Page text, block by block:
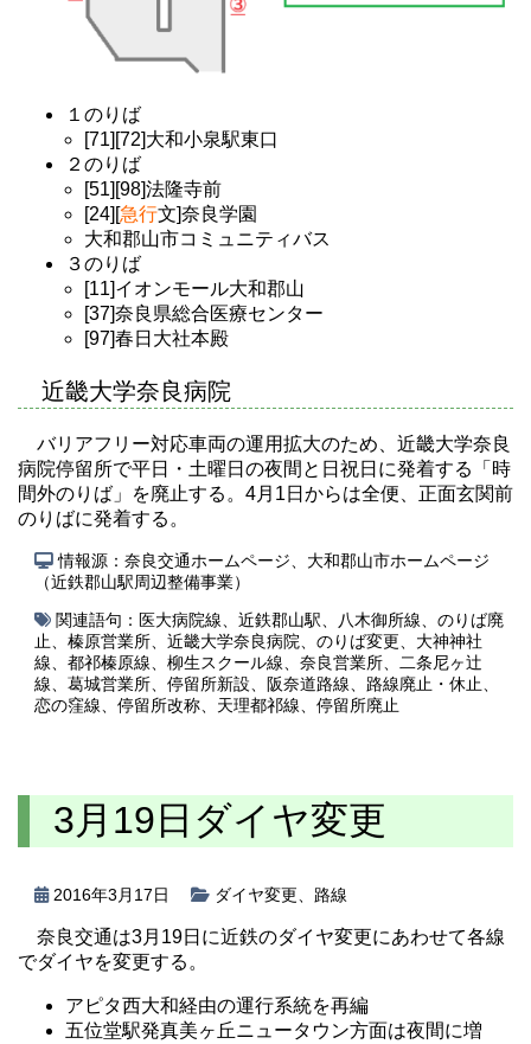
１のりば
[71][72]大和小泉駅東口
２のりば
[51][98]法隆寺前
[24][急行文]奈良学園
大和郡山市コミュニティバス
３のりば
[11]イオンモール大和郡山
[37]奈良県総合医療センター
[97]春日大社本殿
近畿大学奈良病院
バリアフリー対応車両の運用拡大のため、近畿大学奈良
病院停留所で平日・土曜日の夜間と日祝日に発着する「時
間外のりば」を廃止する。4月1日からは全便、正面玄関前
のりばに発着する。
情報源：奈良交通ホームページ、大和郡山市ホームページ
（近鉄郡山駅周辺整備事業）
関連語句： 医大病院線 近鉄郡山駅 八木御所線
のりば廃
止
榛原営業所 近畿大学奈良病院 のりば変更
大神神社
線
都祁榛原線 柳生スクール線 奈良営業所
二条尼ヶ辻
線
葛城営業所 停留所新設 阪奈道路線 路線廃止・休止
恋の窪線
停留所改称 天理都祁線 停留所廃止
3月19日ダイヤ変更
2016年3月17日 ダイヤ変更、 路線
奈良交通は3月19日に近鉄のダイヤ変更にあわせて各線
でダイヤを変更する。
アピタ西大和経由の運行系統を再編
五位堂駅発真美ヶ丘ニュータウン方面は夜間に増